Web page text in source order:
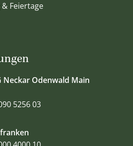
Neckar Odenwald Main
5256 03
Feiertage